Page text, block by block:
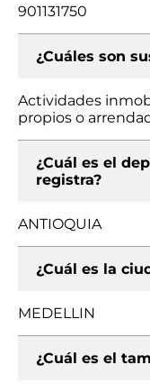
901131750
¿Cuáles son
Actividades
propios o
¿Cuál es el
registra?
ANTIOQUIA
¿Cuál es la
MEDELLIN
¿Cuál es el